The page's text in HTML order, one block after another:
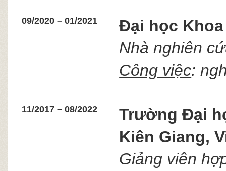
09/2020 – 01/2021
Đại học
Nhà nghiên
Công việc:
11/2017 – 08/2022 TrườngĐại
Kiên Giang,
Giảng viên